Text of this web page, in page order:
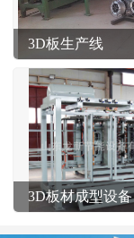
3D板生产线
3D板材成型设备